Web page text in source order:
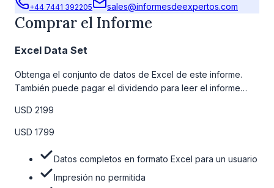
+44 7441 392205 sales@informesdeexpertos.com
Comprar el Informe
Excel Data Set
Obtenga el conjunto de datos de Excel de este informe.
También puede pagar el dividendo para leer el informe
la tabla de precios a continuación.
USD 2199
USD 1799
Datos completos en formato Excel para un usuario
Impresión no permitida